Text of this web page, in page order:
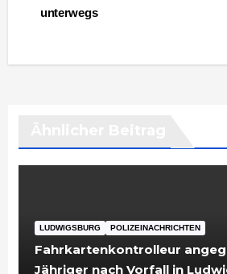
unterwegs
LUDWIGSBURG POLIZEINACHRICHTEN
Fahrkartenkontrolleur
Jähriger nach Vorfall in